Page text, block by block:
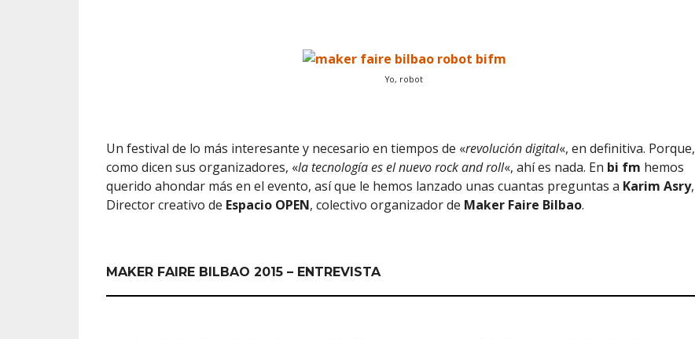
Yo, robot
Un festival de lo más interesante y necesario en tiempos de «revolución digital«, en definitiva. Porque,
como dicen sus organizadores, «la tecnología es el nuevo rock and roll«, ahí es nada. En bi fm hemos
querido ahondar más en el evento, así que le hemos lanzado unas cuantas preguntas a Karim Asry,
Director creativo de Espacio OPEN, colectivo organizador de Maker Faire Bilbao.
MAKER FAIRE BILBAO 2015 – ENTREVISTA